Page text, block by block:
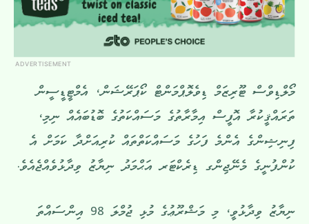
ADVERTISEMENT
މޯލްޑިވްސް ޓޫރިޒަމް ޑިވެލޮޕްމަންޓް ކޯޕަރޭޝަން، އެމްޓީޑީސީން
ތަރައްޤީކުރާ އޮފީސް އިމާރާތުގެ މަސައްކަތުގެ ބޮޑުބައެއް ނިމި،
ފިނިޝިންގެ އެންމެ ފަހުގެ މަސައްކަތްތައް ކުރިއަށްދާ ކަމަށް އެ
ކުންފުނީގެ މެނޭޖިންގ ޑިރެކްޓަރ އަޙްމަދު ނިޔާޒު ވިދާޅުވެއްޖެއެވެ.
ނިޔާޒު ވިދާޅުވީ، މި މަޝްރޫޢުގެ މުޅި ޖުމްލަ 98 އިންސައްތަ